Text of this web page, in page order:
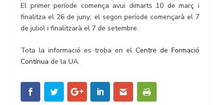
El primer període comença avui dimarts 10 de març i
finalitza el 26 de juny; el segon període començarà el 7
de juliol i finalitzarà el 7 de setembre.
Tota la informació es troba en el Centre de Formació
Contínua de la UA.